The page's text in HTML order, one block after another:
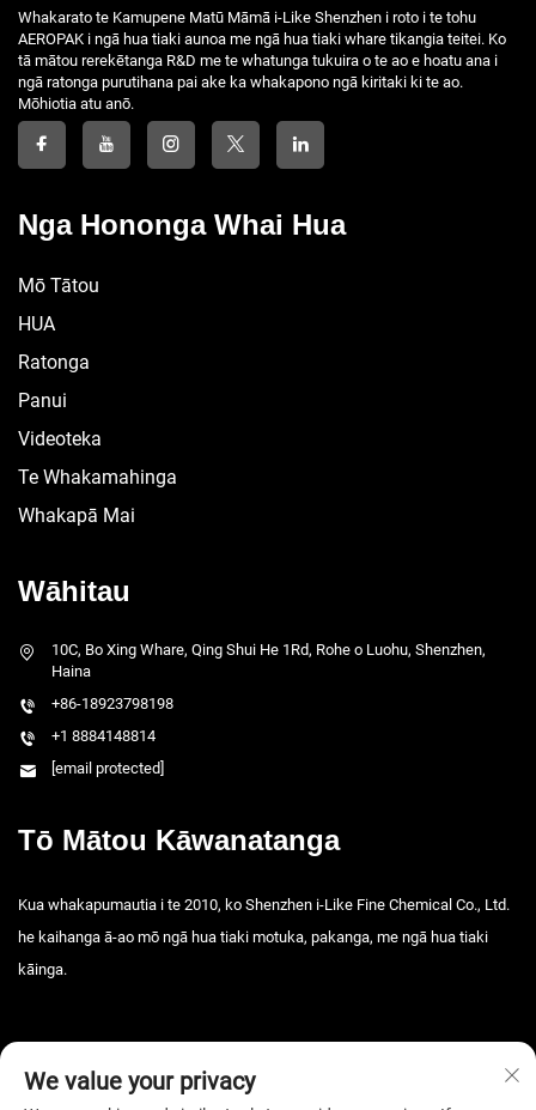
Whakarato te Kamupene Matū Māmā i-Like Shenzhen i roto i te tohu
AEROPAK i ngā hua tiaki aunoa me ngā hua tiaki whare tikangia teitei. Ko
tā mātou rerekētanga R&D me te whatunga tukuira o te ao e hoatu ana i
ngā ratonga purutihana pai ake ka whakapono ngā kiritaki ki te ao.
Mōhiotia atu anō.
Nga Hononga Whai Hua
Mō Tātou
HUA
Ratonga
Panui
Videoteka
Te Whakamahinga
Whakapā Mai
Wāhitau
10C, Bo Xing Whare, Qing Shui He 1Rd, Rohe o Luohu, Shenzhen,
Haina
+86-18923798198
+1 8884148814
[email protected]
Tō Mātou Kāwanatanga
Kua whakapumautia i te 2010, ko Shenzhen i-Like Fine Chemical Co., Ltd.
he kaihanga ā-ao mō ngā hua tiaki motuka, pakanga, me ngā hua tiaki
kāinga.
We value your privacy